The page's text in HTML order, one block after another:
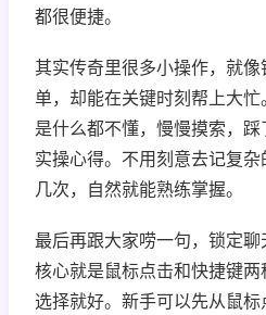
都很便捷。
其实传奇里很多小操作，就
单，却能在关键时刻帮上大
是什么都不懂，慢慢摸索，
实操心得。不用刻意去记复
几次，自然就能熟练掌握。
最后再跟大家唠一句，锁定聊
核心就是鼠标点击和快捷键
选择就好。新手可以先从鼠